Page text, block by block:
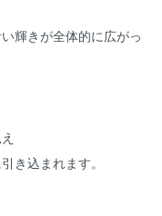
輝きが全体的に広がっ
き込まれます。